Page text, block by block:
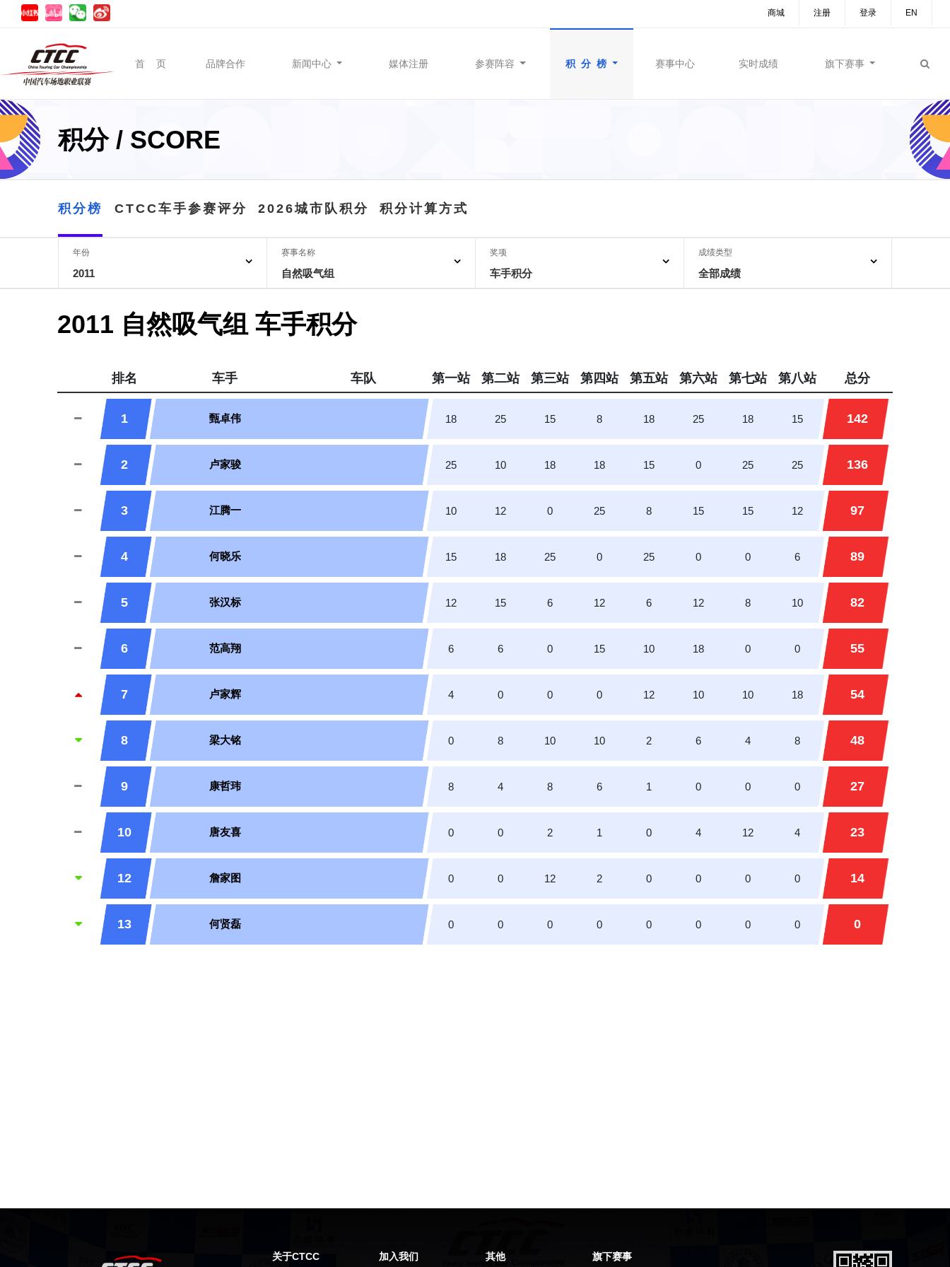
EN
登录
注册
商城
首 页 品牌合作 新闻中心 媒体注册 参赛阵容 积 分 榜 赛事中心 实时成绩 旗下赛事
积分 / SCORE
积分榜 CTCC车手参赛评分 2026城市队积分 积分计算方式
年份
2011
赛事名称
自然吸气组
奖项
车手积分
成绩类型
全部成绩
2011 自然吸气组 车手积分
排名 车手 车队 第一站 第二站 第三站 第四站 第五站 第六站 第七站 第八站 总分
1 甄卓伟 18 25 15 8 18 25 18 15 142
2 卢家骏 25 10 18 18 15 0 25 25 136
3 江腾一 10 12 0 25 8 15 15 12 97
4 何晓乐 15 18 25 0 25 0 0 6 89
5 张汉标 12 15 6 12 6 12 8 10 82
6 范高翔 6 6 0 15 10 18 0 0 55
7 卢家辉 4 0 0 0 12 10 10 18 54
8 梁大铭 0 8 10 10 2 6 4 8 48
9 康哲玮 8 4 8 6 1 0 0 0 27
10 唐友喜 0 0 2 1 0 4 12 4 23
12 詹家图 0 0 12 2 0 0 0 0 14
13 何贤磊 0 0 0 0 0 0 0 0 0
关于CTCC 加入我们 其他 旗下赛事